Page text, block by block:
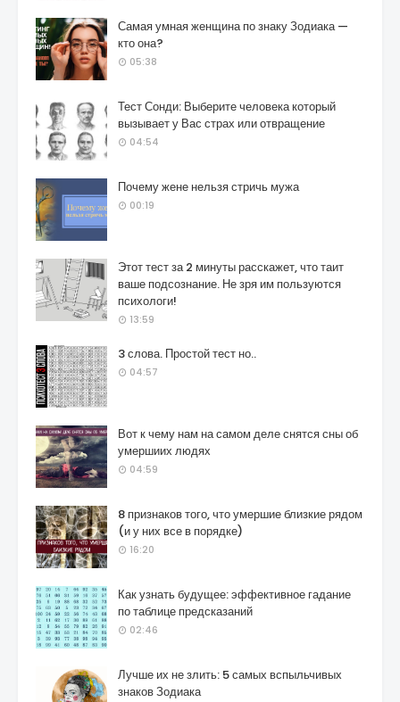
Самая умная женщина по знаку Зодиака —
кто она?
05:38
Тест Сонди: Выберите человека который
вызывает у Вас страх или отвращение
04:54
Почему жене нельзя стричь мужа
00:19
Этот тест за 2 минуты расскажет, что таит
ваше подсознание. Не зря им пользуются
психологи!
13:59
3 слова. Простой тест но..
04:57
Вот к чему нам на самом деле снятся сны об
умершиих людях
04:59
8 признаков того, что умершие близкие рядом
(и у них все в порядке)
16:20
Как узнать будущее: эффективное гадание
по таблице предсказаний
02:46
Лучше их не злить: 5 самых вспыльчивых
знаков Зодиака